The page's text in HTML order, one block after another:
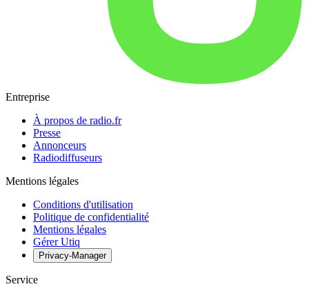
Entreprise
À propos de radio.fr
Presse
Annonceurs
Radiodiffuseurs
Mentions légales
Conditions d'utilisation
Politique de confidentialité
Mentions légales
Gérer Utiq
Privacy-Manager
Service